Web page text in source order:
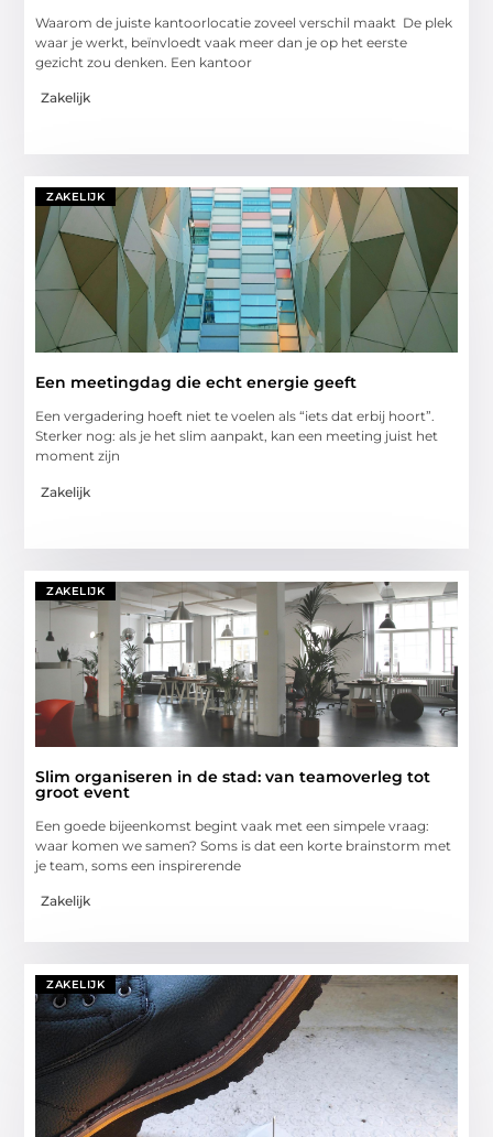
Waarom de juiste kantoorlocatie zoveel verschil maakt De plek
waar je werkt, beïnvloedt vaak meer dan je op het eerste
gezicht zou denken. Een kantoor
Zakelijk
ZAKELIJK
Een meetingdag die echt energie geeft
Een vergadering hoeft niet te voelen als “iets dat erbij hoort”.
Sterker nog: als je het slim aanpakt, kan een meeting juist het
moment zijn
Zakelijk
ZAKELIJK
Slim organiseren in de stad: van teamoverleg tot
groot event
Een goede bijeenkomst begint vaak met een simpele vraag:
waar komen we samen? Soms is dat een korte brainstorm met
je team, soms een inspirerende
Zakelijk
ZAKELIJK